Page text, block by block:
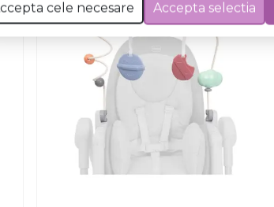
cele necesare Accepta selectia